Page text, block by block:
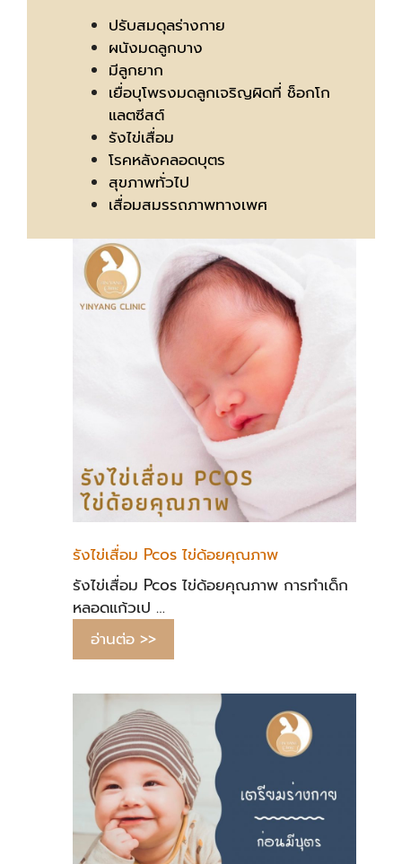
ปรับสมดุลร่างกาย
ผนังมดลูกบาง
มีลูกยาก
เยื่อบุโพรงมดลูกเจริญผิดที่ ช็อกโก
แลตซีสต์
รังไข่เสื่อม
โรคหลังคลอดบุตร
สุขภาพทั่วไป
เสื่อมสมรรถภาพทางเพศ
รังไข่เสื่อม Pcos ไข่ด้อยคุณภาพ
รังไข่เสื่อม Pcos ไข่ด้อยคุณภาพ การทำเด็ก
หลอดแก้วเป …
อ่านต่อ >>